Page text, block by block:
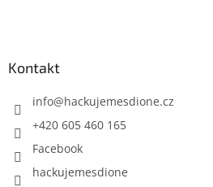
Kontakt
info@hackujemesdione.cz
+420 605 460 165
Facebook
hackujemesdione